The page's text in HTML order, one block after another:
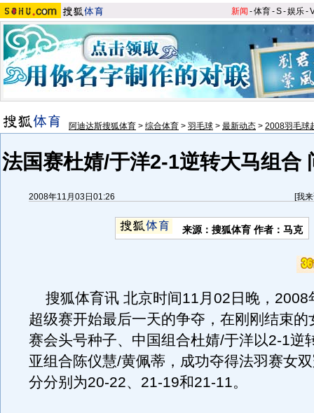
新闻 -体育-S-娱乐-
阿迪达斯搜狐体育 > 综合体育 > 羽毛球 > 最新动态 > 2008羽毛球
法国赛杜婧/于洋2-1逆转大马组合
2008年11月03日01:26 [我
来源：搜狐体育 作者：马克
搜狐体育讯 北京时间11月02日晚，2008
超级赛开始最后一天的争夺，在刚刚结束的
赛会头号种子、中国组合杜婧/于洋以2-1逆
亚组合陈仪慧/黄佩蒂，成功夺得法羽赛女
分分别为20-22、21-19和21-11。